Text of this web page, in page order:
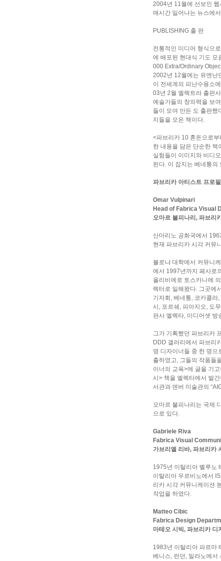
2004년 11월에 선보인
매시간 일어나는 뉴스에
PUBLISHING 출 판
전통적인 미디어 형식으
에 배포된 현대식 기도
000 Extra/Ordinary
2002년 12월에는 유엔난
이 전세계의 피난수용소
03년 2월 엘렉트라 출판
예술가들의 창의력을 보
들이 모여 만든 도 출판했
지들을 모은 책이다.
<파브리카 10 혼돈으로
한 내용을 담은 단순한 책
실험들이 이미지와 비디
된다. 이 잡지는 베네통
파브리카 아티스트 프로필
Omar Vulpinari
Head of Fabrica Visual
오마르 불피나리, 파브리
산마리노 공화국에서
현재 파브리카 시각 커뮤
볼로냐 대학에서 커뮤니
에서 1997년까지 페사로
올리비에로 토스카니에
렉터로 일해왔다. 그곳에
기자회, 베네통, 코카콜라
시, 포르쉐, 피아지오, 도
판사 엘렉타, 미디어셋 방
그가 기획했던 파브리카
DDD 갤러리에서 파브리
명 디자이너들 중 한 명
출하였고, 그들의 작품들
이너의 교육>에 글을 기
시> 책을 엘렉타에서 발
서관과 덴버 미술관의
오마르 불피나리는 국제
으로 있다.
Gabriele Riva
Fabrica Visual
가브리엘 리바, 파브리카
1975년 이탈리아 벨루노
이탈리아 우르비노에서
리카 시각 커뮤니케이션
작업을 하였다.
Matteo Cibic
Fabrica Design
마테오 시빅, 파브리카 디
1983년 이탈리아 파르마
베니스, 런던, 밀라노에서